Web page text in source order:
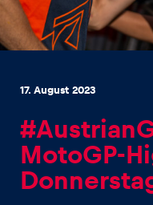
Events
Erlebnisse
17. August 2023
MotoGP-